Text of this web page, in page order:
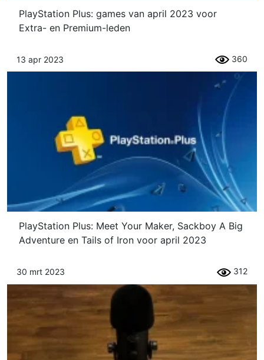
PlayStation Plus: games van april 2023 voor
Extra- en Premium-leden
13 apr 2023 360
PlayStation Plus: Meet Your Maker, Sackboy A Big
Adventure en Tails of Iron voor april 2023
30 mrt 2023 312